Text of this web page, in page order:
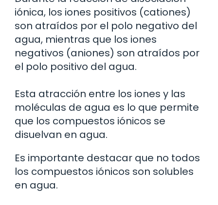
iónica, los iones positivos (cationes)
son atraídos por el polo negativo del
agua, mientras que los iones
negativos (aniones) son atraídos por
el polo positivo del agua.
Esta atracción entre los iones y las
moléculas de agua es lo que permite
que los compuestos iónicos se
disuelvan en agua.
Es importante destacar que no todos
los compuestos iónicos son solubles
en agua.